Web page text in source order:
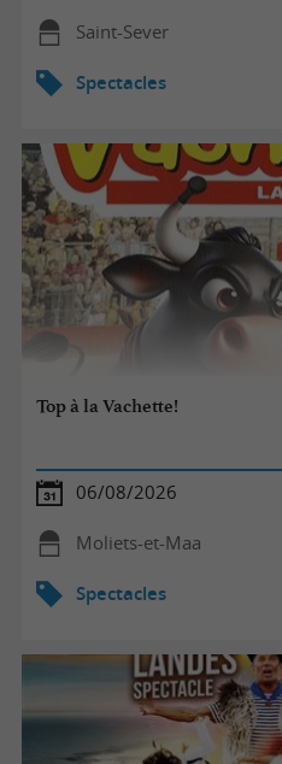
Saint-Sever
Spectacles
Top à la Vachette!
06/08/2026
Moliets-et-Maa
Spectacles